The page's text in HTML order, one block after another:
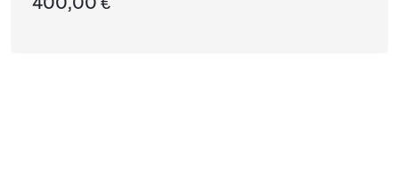
400,00 €